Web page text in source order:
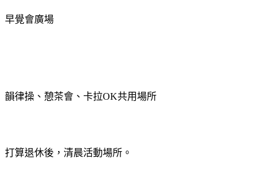
早覺會廣場
韻律操、憩茶會、卡拉OK共用場所
打算退休後，清晨活動場所。